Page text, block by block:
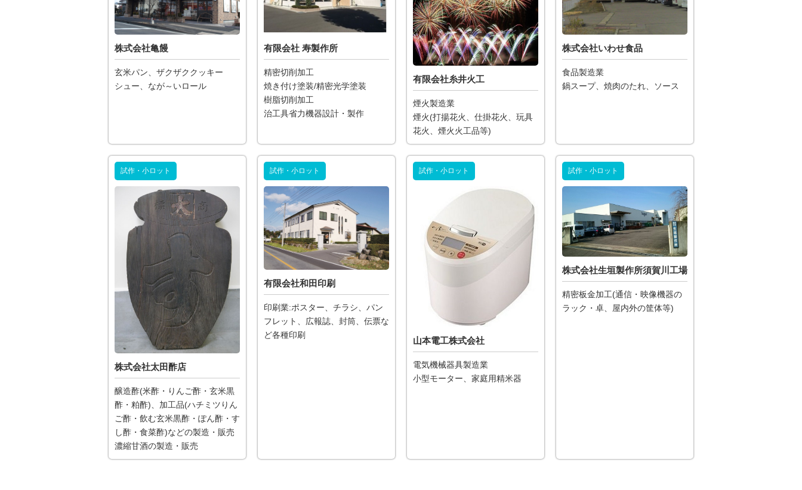
株式会社亀饅
玄米パン、ザクザククッキー
シュー、なが～いロール
有限会社 寿製作所
精密切削加工
焼き付け塗装/精密光学塗装
樹脂切削加工
治工具省力機器設計・製作
有限会社糸井火工
煙火製造業
煙火(打揚花火、仕掛花火、玩具
花火、煙火火工品等)
株式会社いわせ食品
食品製造業
鍋スープ、焼肉のたれ、ソース
試作・小ロット
株式会社太田酢店
醸造酢(米酢・りんご酢・玄米黒
酢・粕酢)、加工品(ハチミツりん
ご酢・飲む玄米黒酢・ぽん酢・す
し酢・食菜酢)などの製造・販売
濃縮甘酒の製造・販売
試作・小ロット
有限会社和田印刷
印刷業:ポスター、チラシ、パン
フレット、広報誌、封筒、伝票な
ど各種印刷
試作・小ロット
山本電工株式会社
電気機械器具製造業
小型モーター、家庭用精米器
試作・小ロット
株式会社生垣製作所須賀川工場
精密板金加工(通信・映像機器の
ラック・卓、屋内外の筐体等)